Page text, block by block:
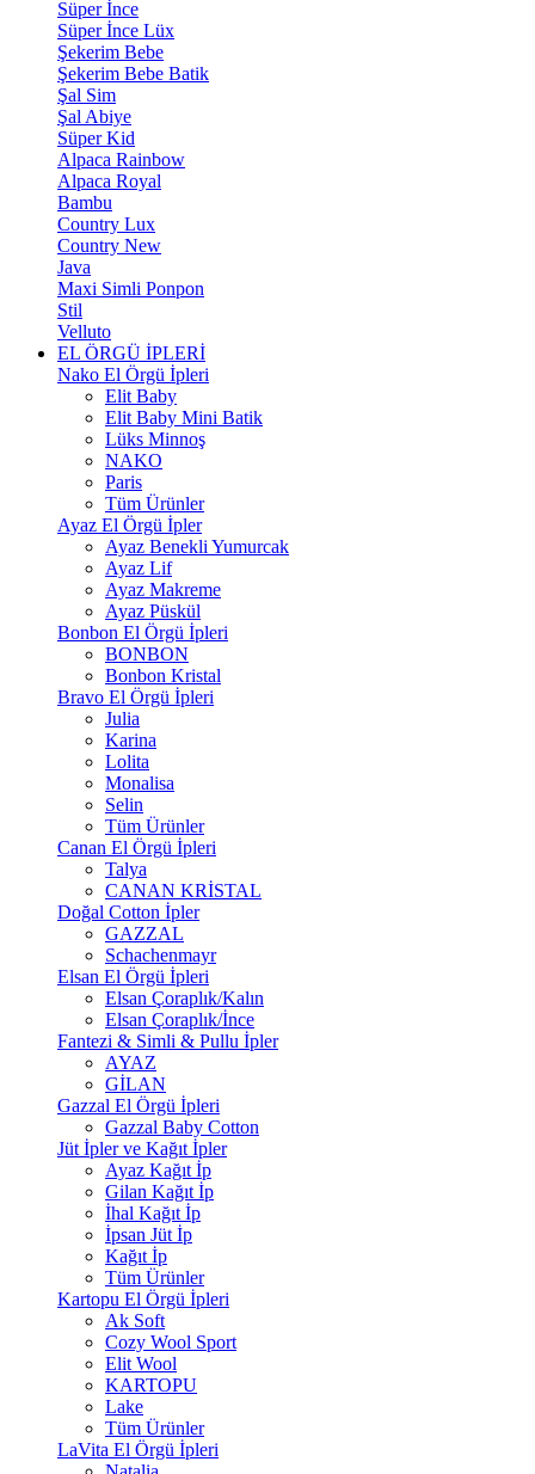
Süper İnce
Süper İnce Lüx
Şekerim Bebe
Şekerim Bebe Batik
Şal Sim
Şal Abiye
Süper Kid
Alpaca Rainbow
Alpaca Royal
Bambu
Country Lux
Country New
Java
Maxi Simli Ponpon
Stil
Velluto
EL ÖRGÜ İPLERİ
Nako El Örgü İpleri
Elit Baby
Elit Baby Mini Batik
Lüks Minnoş
NAKO
Paris
Tüm Ürünler
Ayaz El Örgü İpler
Ayaz Benekli Yumurcak
Ayaz Lif
Ayaz Makreme
Ayaz Püskül
Bonbon El Örgü İpleri
BONBON
Bonbon Kristal
Bravo El Örgü İpleri
Julia
Karina
Lolita
Monalisa
Selin
Tüm Ürünler
Canan El Örgü İpleri
Talya
CANAN KRİSTAL
Doğal Cotton İpler
GAZZAL
Schachenmayr
Elsan El Örgü İpleri
Elsan Çoraplık/Kalın
Elsan Çoraplık/İnce
Fantezi & Simli & Pullu İpler
AYAZ
GİLAN
Gazzal El Örgü İpleri
Gazzal Baby Cotton
Jüt İpler ve Kağıt İpler
Ayaz Kağıt İp
Gilan Kağıt İp
İhal Kağıt İp
İpsan Jüt İp
Kağıt İp
Tüm Ürünler
Kartopu El Örgü İpleri
Ak Soft
Cozy Wool Sport
Elit Wool
KARTOPU
Lake
Tüm Ürünler
LaVita El Örgü İpleri